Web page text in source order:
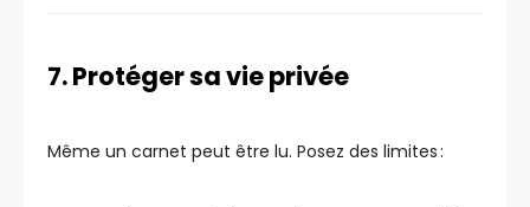
7. Protéger sa vie privée
Même un carnet peut être lu. Posez des limites :